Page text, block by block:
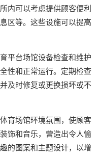
内可以考虑提供顾客便利
区等。这些设施可以提高
平台场馆设备检查和维护
性和正常运行。定期检查
及时修复或更换损坏或不
育场馆环境氛围，使顾客
饰和音乐，营造出令人愉
的图案和主题设计，以增